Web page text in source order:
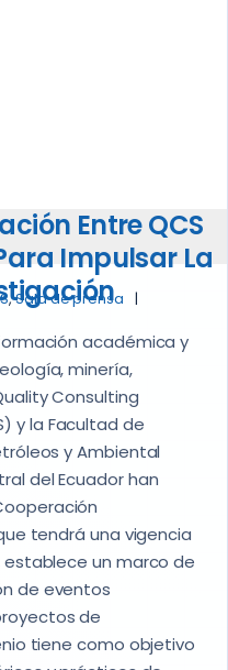
Entre QCS
Impulsar La
,Sala de prensa
académica y
minería,
Consulting
y la Facultad de
y Ambiental
del Ecuador han
tendrá una vigencia
un marco de
de eventos
de
tiene como objetivo